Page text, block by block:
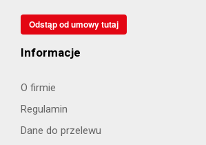
Odstąp od umowy tutaj
Informacje
O firmie
Regulamin
Dane do przelewu